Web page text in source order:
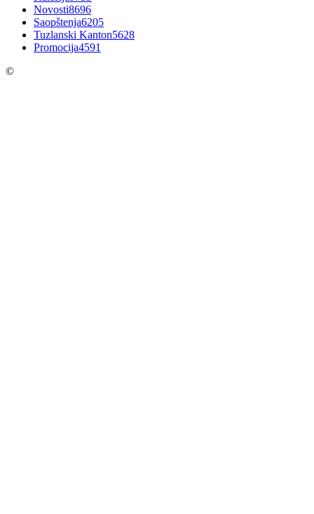
Novosti8696
Saopštenja6205
Tuzlanski Kanton5628
Promocija4591
©